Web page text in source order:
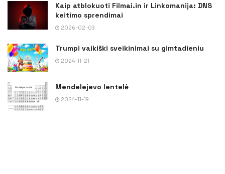
Kaip atblokuoti Filmai.in ir Linkomanija: DNS
keitimo sprendimai
2026-02-03
Trumpi vaikiški sveikinimai su gimtadieniu
2024-11-21
Mendelejevo lentelė
2024-11-19